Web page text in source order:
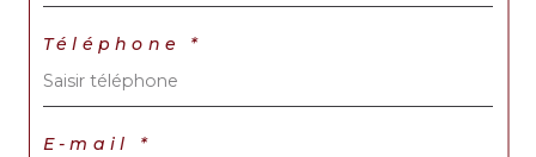
Téléphone *
E-mail *